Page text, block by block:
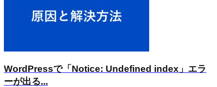
WordPressで「Notice: Undefined index」エラ
ーが出る...